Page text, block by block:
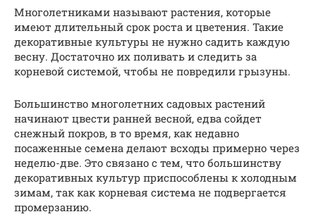
Многолетниками называют растения, которые
имеют длительный срок роста и цветения. Такие
декоративные культуры не нужно садить каждую
весну. Достаточно их поливать и следить за
корневой системой, чтобы не повредили грызуны.
Большинство многолетних садовых растений
начинают цвести ранней весной, едва сойдет
снежный покров, в то время, как недавно
посаженные семена делают всходы примерно через
неделю-две. Это связано с тем, что большинству
декоративных культур приспособлены к холодным
зимам, так как корневая система не подвергается
промерзанию.